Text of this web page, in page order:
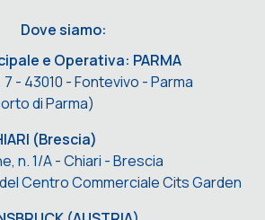
Dove siamo:
e Operativa: PARMA
7 - 43010 - Fontevivo - Parma
di Parma)
(Brescia)
n. 1/A - Chiari - Brescia
Centro Commerciale Cits Garden